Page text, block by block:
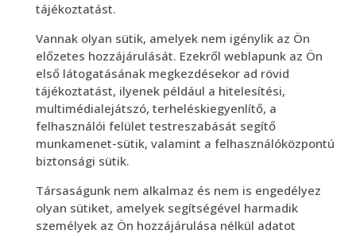
tájékoztatást.
Vannak olyan sütik, amelyek nem igénylik az Ön
előzetes hozzájárulását. Ezekről weblapunk az Ön
első látogatásának megkezdésekor ad rövid
tájékoztatást, ilyenek például a hitelesítési,
multimédialejátszó, terheléskiegyenlítő, a
felhasználói felület testreszabását segítő
munkamenet-sütik, valamint a felhasználóközpontú
biztonsági sütik.
Társaságunk nem alkalmaz és nem is engedélyez
olyan sütiket, amelyek segítségével harmadik
személyek az Ön hozzájárulása nélkül adatot